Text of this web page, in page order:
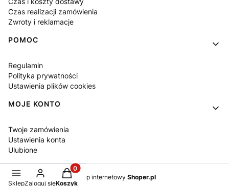
Czas realizacji zamówienia
Zwroty i reklamacje
POMOC
Regulamin
Polityka prywatności
Ustawienia plików cookies
MOJE KONTO
Twoje zamówienia
Ustawienia konta
Ulubione
Sklep internetowy Shoper.pl
SklepZaloguj się
Produkty w koszyku: 0. Zobacz szczegóły
Koszyk